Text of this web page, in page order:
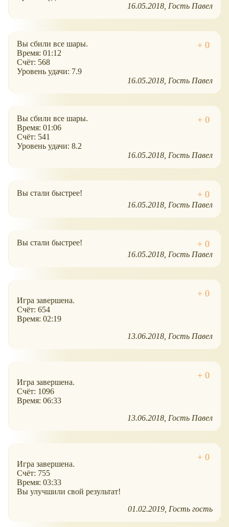
16.05.2018 Гость Павел
Вы сбили все шары.
Время: 01:12
Счёт: 568
Уровень удачи: 7.9
16.05.2018 Гость Павел
Вы сбили все шары.
Время: 01:06
Счёт: 541
Уровень удачи: 8.2
16.05.2018 Гость Павел
Вы стали быстрее!
16.05.2018 Гость Павел
Вы стали быстрее!
16.05.2018 Гость Павел
Игра завершена.
Счёт: 654
Время: 02:19
13.06.2018 Гость Павел
Игра завершена.
Счёт: 1096
Время: 06:33
13.06.2018 Гость Павел
Игра завершена.
Счёт: 755
Время: 03:33
Вы улучшили свой результат!
01.02.2019 Гость гость